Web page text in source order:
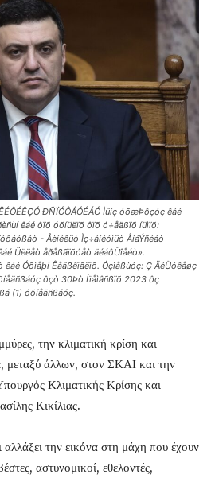
ÐÑÏÓÔÁÓÉÁÓ Ìüíç óõæÞôçóç êáé
êáé ôïõ óõíüëïõ ôïõ ó÷åäßïõ íüìïõ:
- Åèíéêüò Ìç÷áíéóìüò ÅíáÝñéáò
Üëëåò åðåßãïõóåò äéáôÜîåéò».
êáé Óõìåþí Êåäßêïãëïõ. Óçìåßùóç: Ç ÄéÜóêåøç
ôçò 30Þò Íïåìâñßïõ 2023 ôç
(1) óõíåäñßáóç.
την κλιματική κρίση και
μεταξύ άλλων, στον ΣΚΑΙ και την
Κλιματικής Κρίσης και
Κικίλιας.
αλλάξει την εικόνα στη μάχη που έχουν
αστυνομικοί, εθελοντές,